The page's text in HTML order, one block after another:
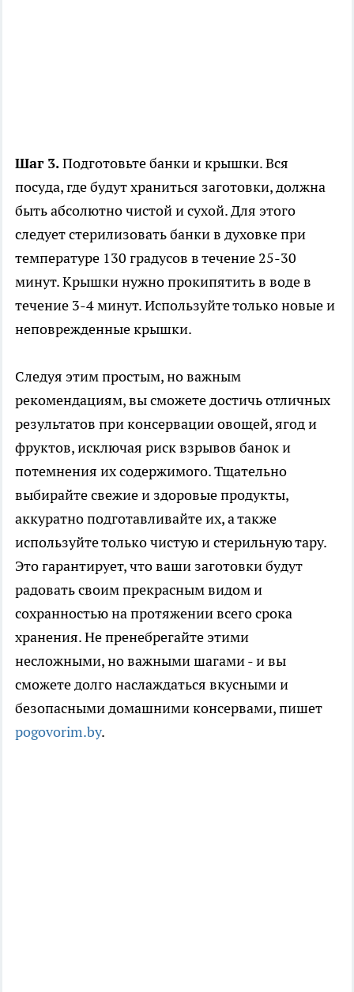
Шаг 3.Подготовьте банки и крышки. Вся
посуда, где будут храниться заготовки, должна
быть абсолютно чистой и сухой. Для этого
следует стерилизовать банки в духовке при
температуре 130 градусов в течение 25-30
минут. Крышки нужно прокипятить в воде в
течение 3-4 минут. Используйте только новые и
неповрежденные крышки.
Следуя этим простым, но важным
рекомендациям, вы сможете достичь отличных
результатов при консервации овощей, ягод и
фруктов, исключая риск взрывов банок и
потемнения их содержимого. Тщательно
выбирайте свежие и здоровые продукты,
аккуратно подготавливайте их, а также
используйте только чистую и стерильную тару.
Это гарантирует, что ваши заготовки будут
радовать своим прекрасным видом и
сохранностью на протяжении всего срока
хранения. Не пренебрегайте этими
несложными, но важными шагами - и вы
сможете долго наслаждаться вкусными и
безопасными домашними консервами, пишет
pogovorim.by.